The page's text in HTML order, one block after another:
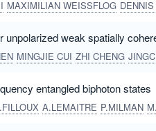
MAXIMILIAN WEISSFLOG
weak spatially
MINGJIE CUI ZHI CHENG
entangled biphoton states
A.LEMAITRE P.MILMAN